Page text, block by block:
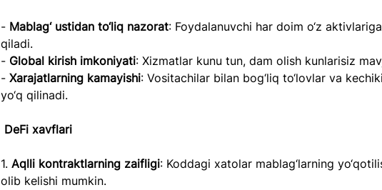
- Mablag‘ ustidan to‘liq nazorat: Foydalanuvchi har doim o‘z
qiladi.
- Global kirish imkoniyati: Xizmatlar kunu tun, dam olish kunlarisiz
- Xarajatlarning kamayishi: Vositachilar bilan bog‘liq to‘lovlar va
yo‘q qilinadi.
DeFi xavflari
1. Aqlli kontraktlarning zaifligi: Koddagi xatolar mablag‘larning
olib kelishi mumkin.